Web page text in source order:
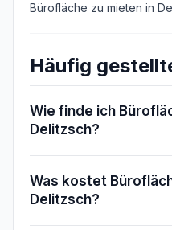
Bürofläche zu mieten in
Häufig
Wie finde ich
Delitzsch?
Was kostet
Delitzsch?